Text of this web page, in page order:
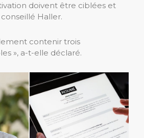
doivent être ciblées et
Haller.
contenir trois
», a-t-elle déclaré.